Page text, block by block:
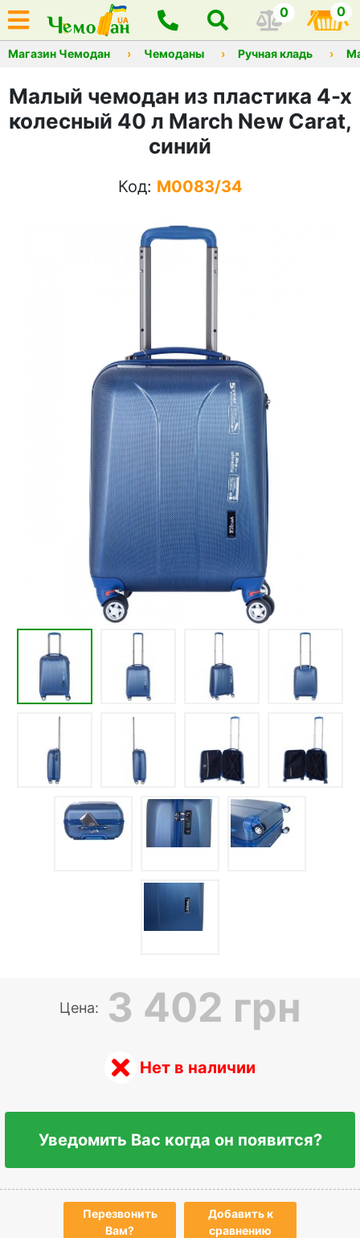
0 0
Магазин Чемодан Чемоданы Ручная кладь
Малый чемодан из пластика 4-х
колесный 40 л March New Carat,
синий
Код: M0083/34
Цена: 3 402 грн
Нет в наличии
Уведомить Вас когда он появится?
Перезвонить
Вам?
Добавить к
сравнению